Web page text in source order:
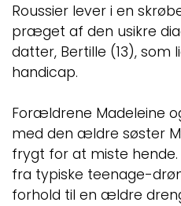
Roussier lever i en
præget af den usikre
datter, Bertille (13), som
handicap.
Forældrene Madeleine
med den ældre søster
frygt for at miste
fra typiske teenage-
forhold til en ældre